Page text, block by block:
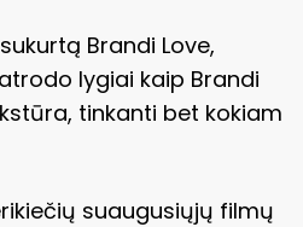
Brandi Love,
lygiai kaip Brandi
tinkanti bet kokiam
suaugusiųjų filmų